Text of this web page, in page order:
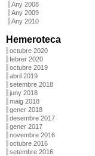
Any 2008
Any 2009
Any 2010
Hemeroteca
octubre 2020
febrer 2020
octubre 2019
abril 2019
setembre 2018
juny 2018
maig 2018
gener 2018
desembre 2017
gener 2017
novembre 2016
octubre 2016
setembre 2016